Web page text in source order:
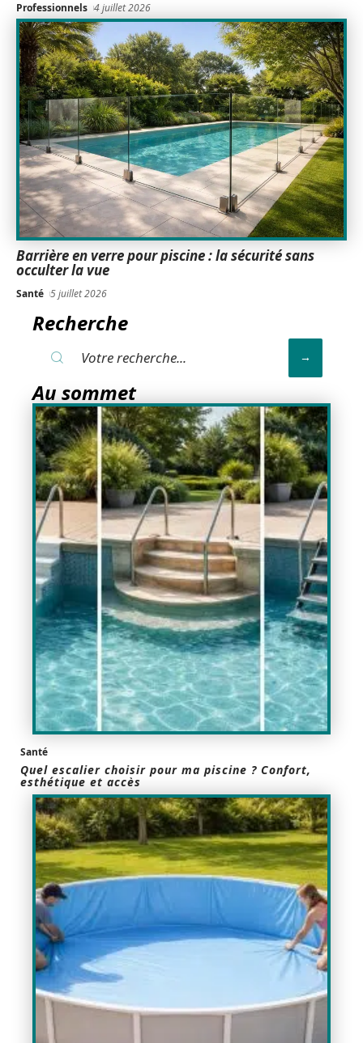
Professionnels 4 juillet 2026
Barrière en verre pour piscine : la sécurité sans
occulter la vue
Santé 5 juillet 2026
Recherche
Au sommet
Santé
Quel escalier choisir pour ma piscine ? Confort,
esthétique et accès